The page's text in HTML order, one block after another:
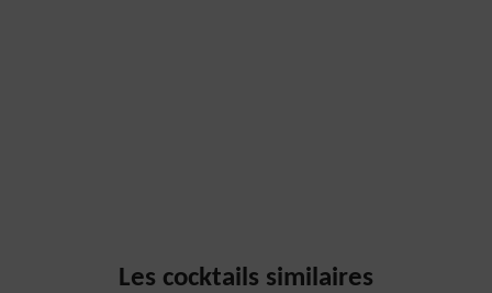
Les cocktails similaires